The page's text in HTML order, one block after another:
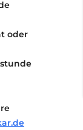
oder